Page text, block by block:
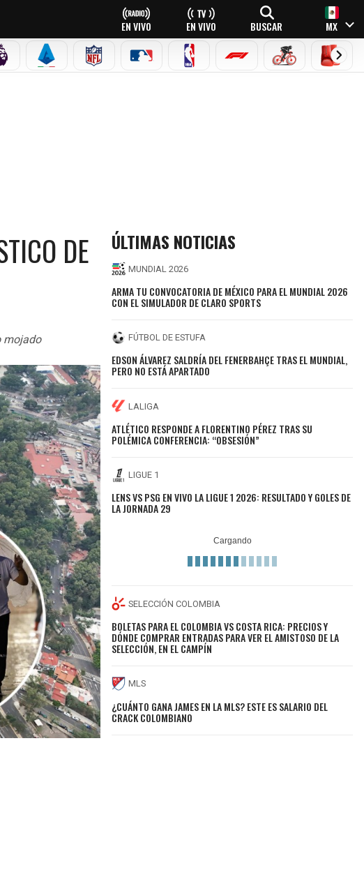
EN VIVO EN VIVO BUSCAR MX
PREMIER LEAGUE
SERIE A NFL MLB NBA FÓRMULA 1CICLISMOBOXEO
DE
mojado
ÚLTIMAS NOTICIAS
MUNDIAL 2026
ARMA TU CONVOCATORIA DE MÉXICO PARA EL MUNDIAL 2026
CON EL SIMULADOR DE CLARO SPORTS
FÚTBOL DE ESTUFA
EDSON ÁLVAREZ SALDRÍA DEL FENERBAHÇE TRAS EL MUNDIAL,
PERO NO ESTÁ APARTADO
LALIGA
ATLÉTICO RESPONDE A FLORENTINO PÉREZ TRAS SU
POLÉMICA CONFERENCIA: “OBSESIÓN”
LIGUE 1
LENS VS PSG EN VIVO LA LIGUE 1 2026: RESULTADO Y GOLES DE
LA JORNADA 29
SELECCIÓN COLOMBIA
BOLETAS PARA EL COLOMBIA VS COSTA RICA: PRECIOS Y
DÓNDE COMPRAR ENTRADAS PARA VER EL AMISTOSO DE LA
SELECCIÓN, EN EL CAMPÍN
MLS
¿CUÁNTO GANA JAMES EN LA MLS? ESTE ES SALARIO DEL
CRACK COLOMBIANO